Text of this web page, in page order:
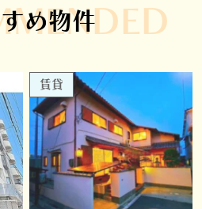
め物件
賃貸